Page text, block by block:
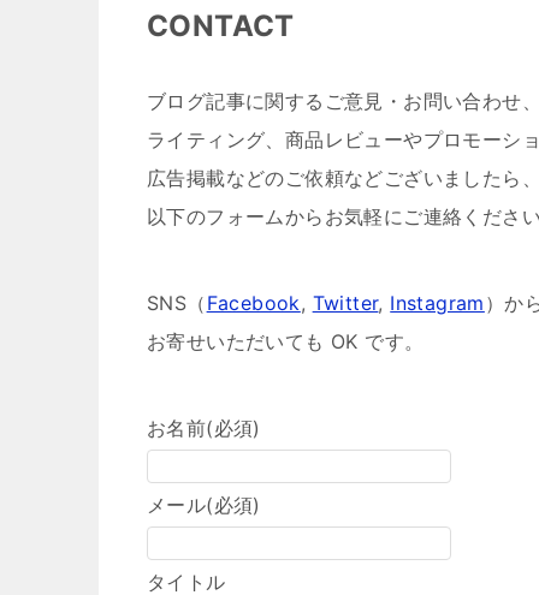
CONTACT
ブログ記事に関するご意見・お問い合わせ
ライティング、商品レビューやプロモーシ
広告掲載などのご依頼などございましたら
以下のフォームからお気軽にご連絡くださ
SNS（ Facebook, Twitter, Instagram ）か
お寄せいただいても OK です。
お名前(必須)
メール(必須)
タイトル